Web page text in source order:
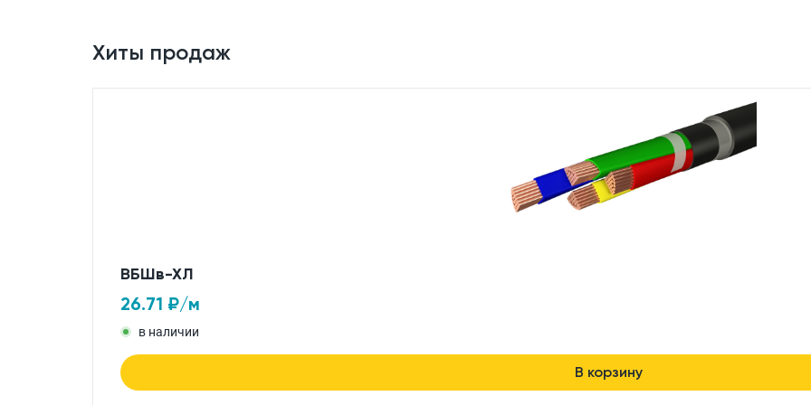
Хиты продаж
ВБШв-ХЛ
26.71 ₽/м
в наличии
В корзину